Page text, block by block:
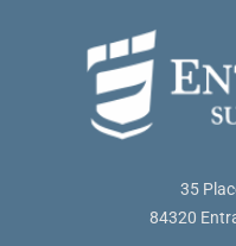
35
84320